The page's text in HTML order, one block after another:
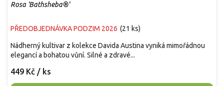
Rosa 'Bathsheba®'
PŘEDOBJEDNÁVKA PODZIM 2026 (21 ks)
449 Kč / ks
Nádherný kultivar z kolekce Davida Austina vyniká mimořádnou
elegancí a bohatou vůní. Silné a zdravé...